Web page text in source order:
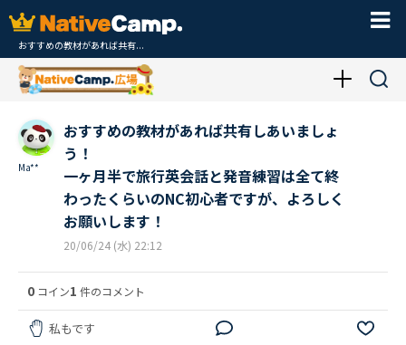
おすすめの教材があれば共有...
Ma**
おすすめの教材があれば共有しあいましょ
う！
一ヶ月半で旅行英会話と発音練習は全て終
わったくらいのNC初心者ですが、よろしく
お願いします！
20/06/24 (水) 22:12
0 コイン1 件のコメント
私もです